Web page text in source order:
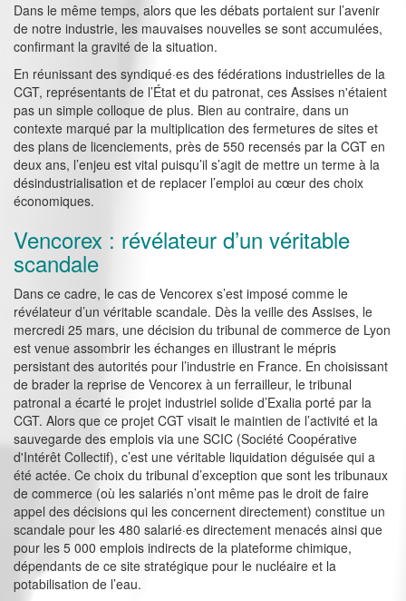
Dans le même temps, alors que les débats portaient sur l’avenir
de notre industrie, les mauvaises nouvelles se sont accumulées,
confirmant la gravité de la situation.
En réunissant des syndiqué·es des fédérations industrielles de la
CGT, représentants de l’État et du patronat, ces Assises n'étaient
pas un simple colloque de plus. Bien au contraire, dans un
contexte marqué par la multiplication des fermetures de sites et
des plans de licenciements, près de 550 recensés par la CGT en
deux ans, l’enjeu est vital puisqu’il s’agit de mettre un terme à la
désindustrialisation et de replacer l’emploi au cœur des choix
économiques.
Vencorex : révélateur d’un véritable
scandale
Dans ce cadre, le cas de Vencorex s’est imposé comme le
révélateur d’un véritable scandale. Dès la veille des Assises, le
mercredi 25 mars, une décision du tribunal de commerce de Lyon
est venue assombrir les échanges en illustrant le mépris
persistant des autorités pour l’industrie en France. En choisissant
de brader la reprise de Vencorex à un ferrailleur, le tribunal
patronal a écarté le projet industriel solide d’Exalia porté par la
CGT. Alors que ce projet CGT visait le maintien de l’activité et la
sauvegarde des emplois via une SCIC (Société Coopérative
d'Intérêt Collectif), c’est une véritable liquidation déguisée qui a
été actée. Ce choix du tribunal d’exception que sont les tribunaux
de commerce (où les salariés n’ont même pas le droit de faire
appel des décisions qui les concernent directement) constitue un
scandale pour les 480 salarié·es directement menacés ainsi que
pour les 5 000 emplois indirects de la plateforme chimique,
dépendants de ce site stratégique pour le nucléaire et la
potabilisation de l’eau.